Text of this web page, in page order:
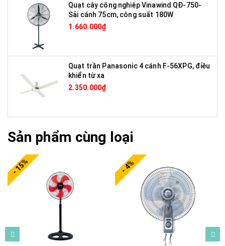
Quạt cây công nghiệp Vinawind QĐ-750-
Sải cánh 75cm, công suất 180W
1.660.000₫
Quạt trần Panasonic 4 cánh F-56XPG, điều
khiển từ xa
2.350.000₫
Sản phẩm cùng loại
- 15% - 4%